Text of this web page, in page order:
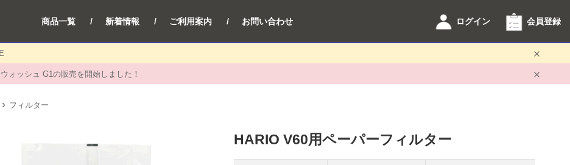
ォッシュ G1の販売を開始しました！
商品一覧 新着情報 ご利用案内 お問い合わせ ログイン 会員登録
フィルター
HARIO V60用ペーパーフィルター